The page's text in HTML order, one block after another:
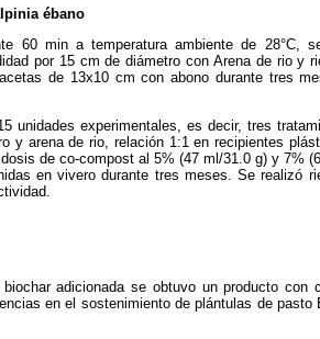
ébano
60 min a temperatura ambiente de 28°C,
por 15 cm de diámetro con Arena de rio y
de 13x10 cm con abono durante tres
unidades experimentales, es decir, tres
y arena de rio, relación 1:1 en recipientes
de co-compost al 5% (47 ml/31.0 g) y 7%
en vivero durante tres meses. Se realizó
adicionada se obtuvo un producto con
en el sostenimiento de plántulas de pasto